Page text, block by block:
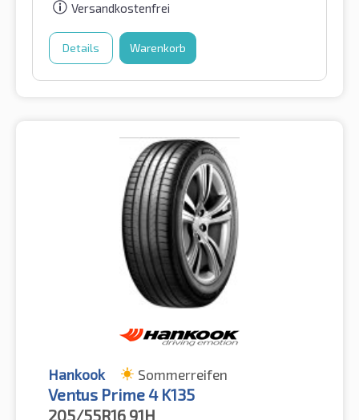
Versandkostenfrei
Details Warenkorb
Hankook Sommerreifen
Ventus Prime 4 K135
205/55R16 91H